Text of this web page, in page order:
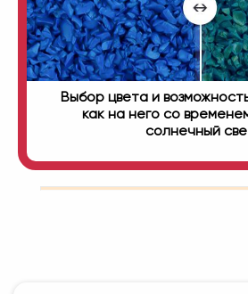
Выбор цвета и
как на него со
солнечный